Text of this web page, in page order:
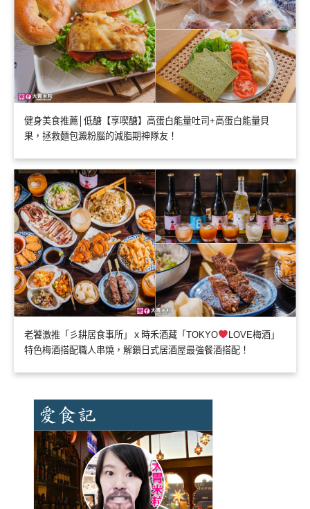
健身美食推薦│低醣【享喫醣】高蛋白能量吐司+高蛋白能量貝
果，拯救麵包澱粉腦的減脂期神隊友！
老饕激推「彡耕居食事所」ｘ時禾酒藏「TOKYO
LOVE梅酒」
特色梅酒搭配職人串燒，解鎖日式居酒屋最強餐酒搭配！